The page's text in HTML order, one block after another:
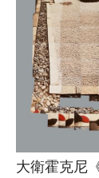
大衛霍克尼